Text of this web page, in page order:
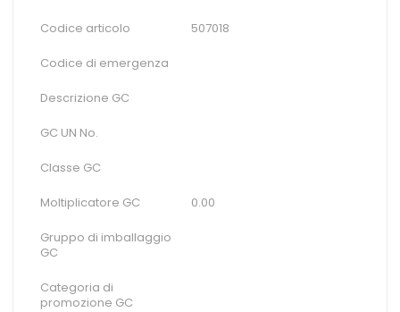
Codice articolo 507018
Codice di emergenza
Descrizione GC
GC UN No.
Classe GC
Moltiplicatore GC 0.00
Gruppo di imballaggio
GC
Categoria di
promozione GC